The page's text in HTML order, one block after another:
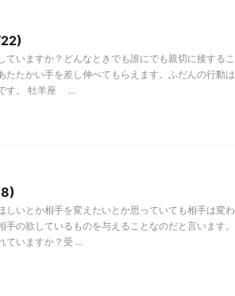
ていますか？どんなときでも誰にでも親切に接するこ
たたかい手を差し伸べてもらえます。ふだんの行動は
す。 牡羊座 ...
しいとか相手を変えたいとか思っていても相手は変わ
の欲しているものを与えることなのだと言います。
ていますか？受 ...